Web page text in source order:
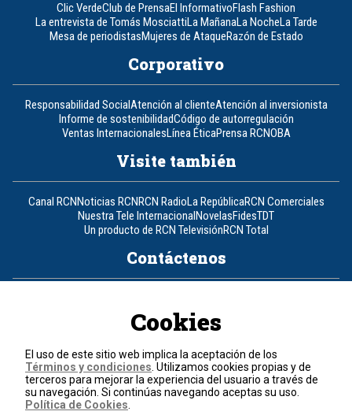
Clic VerdeClub de PrensaEl InformativoFlash Fashion
La entrevista de Tomás MosciattiLa MañanaLa NocheLa Tarde
Mesa de periodistasMujeres de AtaqueRazón de Estado
Corporativo
Responsabilidad SocialAtención al clienteAtención al inversionista
Informe de sostenibilidadCódigo de autorregulación
Ventas InternacionalesLínea ÉticaPrensa RCNOBA
Visite también
Canal RCNNoticias RCNRCN RadioLa RepúblicaRCN Comerciales
Nuestra Tele InternacionalNovelasFidesTDT
Un producto de RCN TelevisiónRCN Total
Contáctenos
Política de cookies
Términos y condiciones
© 2026, RCN Medios.
Todos los derechos reservados.
Cookies
El uso de este sitio web implica la aceptación de los
Términos y condiciones . Utilizamos cookies propias y de
terceros para mejorar la experiencia del usuario a través de
su navegación. Si continúas navegando aceptas su uso.
Política de Cookies